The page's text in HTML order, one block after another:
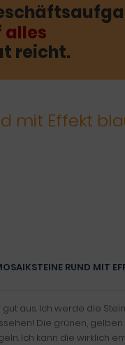
alles
reicht.
mit Effekt
RUND MIT
aus. Ich werde die
Die grünen,
Ich kann die wirklich